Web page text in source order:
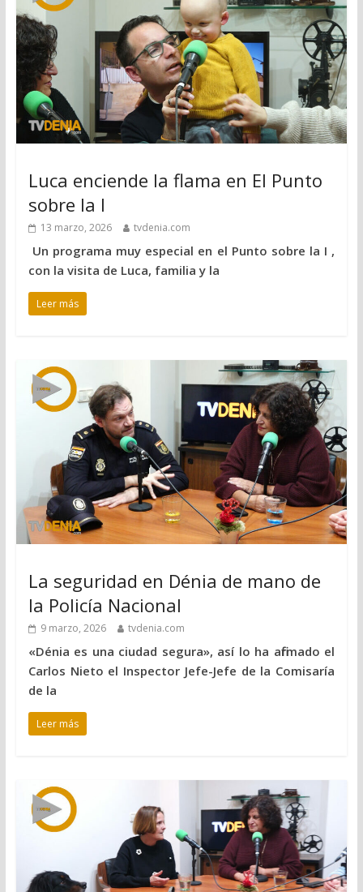
Luca enciende la flama en El Punto
sobre la I
13 marzo, 2026 tvdenia.com
Un programa muy especial en el Punto sobre la I ,
con la visita de Luca, familia y la
Leer más
La seguridad en Dénia de mano de
la Policía Nacional
9 marzo, 2026 tvdenia.com
«Dénia es una ciudad segura», así lo ha afirmado el
Carlos Nieto el Inspector Jefe-Jefe de la Comisaría
de la
Leer más